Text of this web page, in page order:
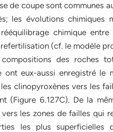
de coupe sont communes
les évolutions
chimique
(cf. le modèle
des roches
ont eux-aussi enregistré
clinopyroxènes vers les
(Figure 6.127C). De la
les zones de failles qui
les plus superficielles